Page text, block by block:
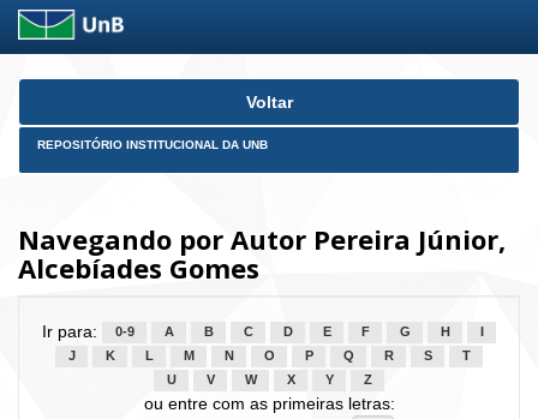
Skip
Voltar
REPOSITÓRIO INSTITUCIONAL DA UNB
Navegando por Autor Pereira Júnior,
Alcebíades Gomes
Ir para: 0-9 A B C D E F G H
J
K L M N O P Q R S
T
U
V W X Y Z
ou entre com as primeiras letras: